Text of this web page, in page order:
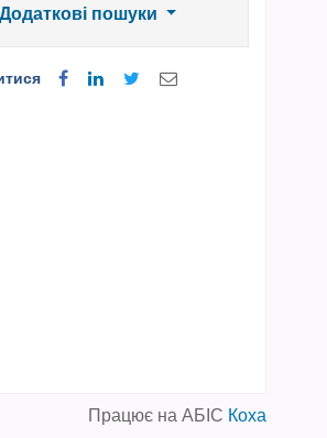
Додаткові пошуки
Працює на АБІС Коха